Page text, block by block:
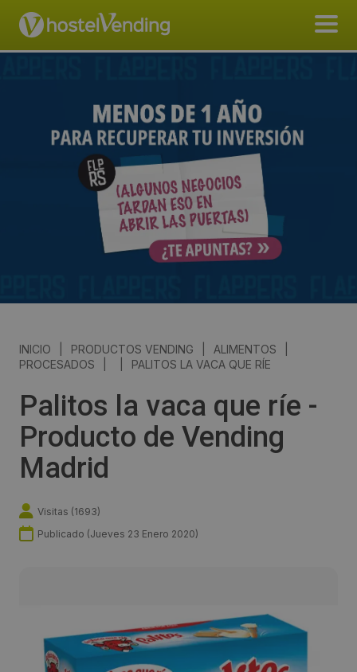
INICIO PRODUCTOS VENDING ALIMENTOS
PROCESADOS
PALITOS LA VACA QUE RÍE
Palitos la vaca que ríe -
Producto de Vending
Madrid
Visitas (1693)
Publicado (Jueves 23 Enero 2020)